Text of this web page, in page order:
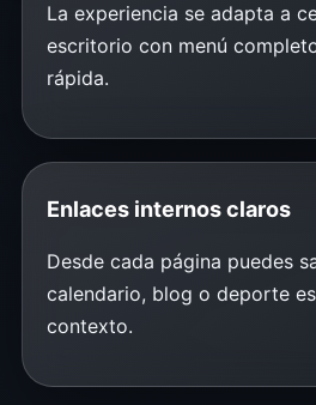
La experiencia se adapta a
escritorio con menú
rápida.
Enlaces internos claros
Desde cada página puedes
calendario, blog o deporte
contexto.